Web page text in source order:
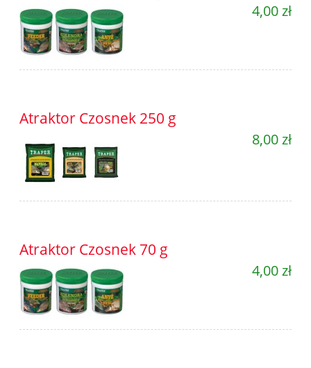
4,00 zł
Atraktor Czosnek 250 g
8,00 zł
Atraktor Czosnek 70 g
4,00 zł